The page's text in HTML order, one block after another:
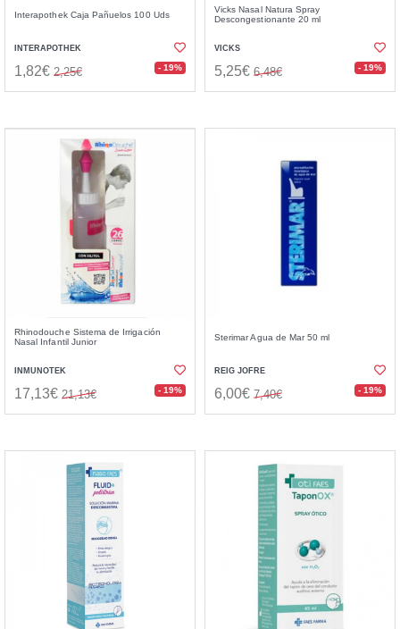
Interapothek Caja Pañuelos 100 Uds
INTERAPOTHEK
1,82€ 2,25€ - 19%
Vicks Nasal Natura Spray
Descongestionante 20 ml
VICKS
5,25€ 6,48€ - 19%
Rhinodouche Sistema de Irrigación
Nasal Infantil Junior
INMUNOTEK
17,13€ 21,13€ - 19%
Sterimar Agua de Mar 50 ml
REIG JOFRE
6,00€ 7,40€ - 19%